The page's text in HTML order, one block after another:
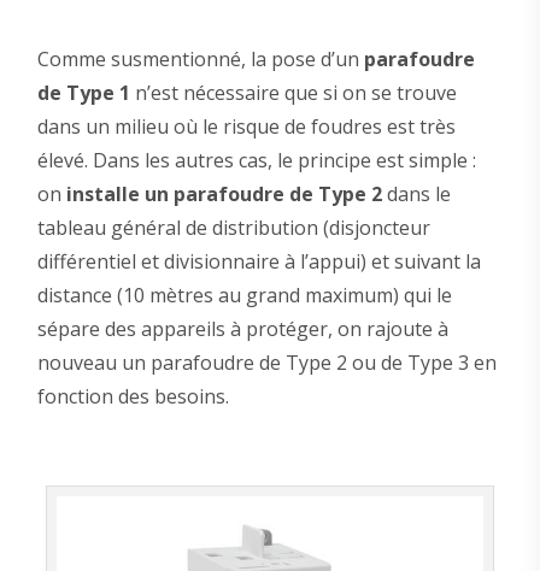
Comme susmentionné, la pose d’un parafoudre
de Type 1 n’est nécessaire que si on se trouve
dans un milieu où le risque de foudres est très
élevé. Dans les autres cas, le principe est simple :
on installe un parafoudre de Type 2dans le
tableau général de distribution (disjoncteur
différentiel et divisionnaire à l’appui) et suivant la
distance (10 mètres au grand maximum) qui le
sépare des appareils à protéger, on rajoute à
nouveau un parafoudre de Type 2 ou de Type 3 en
fonction des besoins.